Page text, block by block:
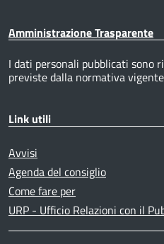
Amministrazione Trasparente
I dati personali pubblicati sono
previste dalla normativa vigente
Link utili
Avvisi
Agenda del consiglio
Come fare per
URP - Ufficio Relazioni con il